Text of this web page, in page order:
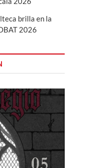
yandel
brilla en la
2026